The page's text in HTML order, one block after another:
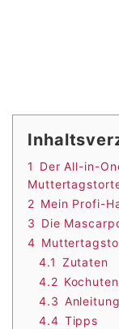
1
Der All-in-
2 Mein Profi-
3 Die
4
4.1 Zutaten
4.2
4.3 Anleitung
4.4 Tipps